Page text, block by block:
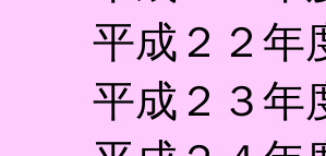
平成２２年
平成２３年